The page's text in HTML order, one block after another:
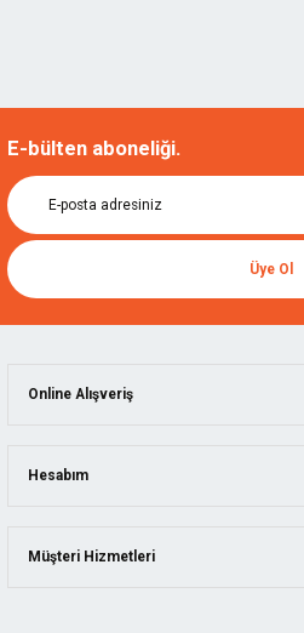
E-bülten aboneliği.
Üye Ol
Online Alışveriş
Hesabım
Müşteri Hizmetleri